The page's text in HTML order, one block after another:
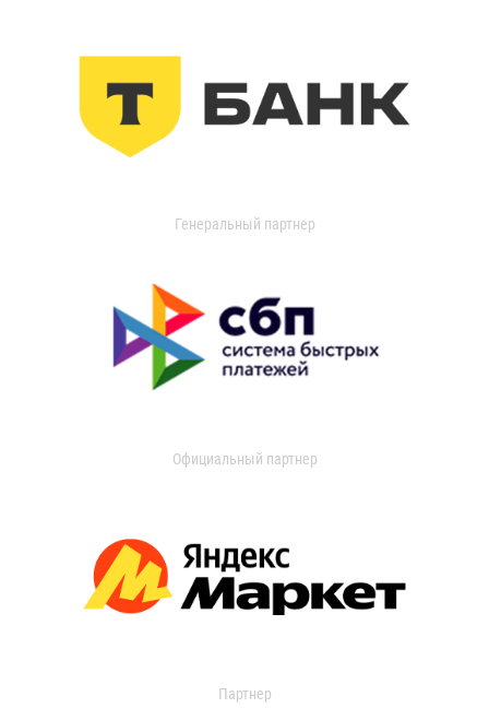
Генеральный партнер
Официальный партнер
Партнер